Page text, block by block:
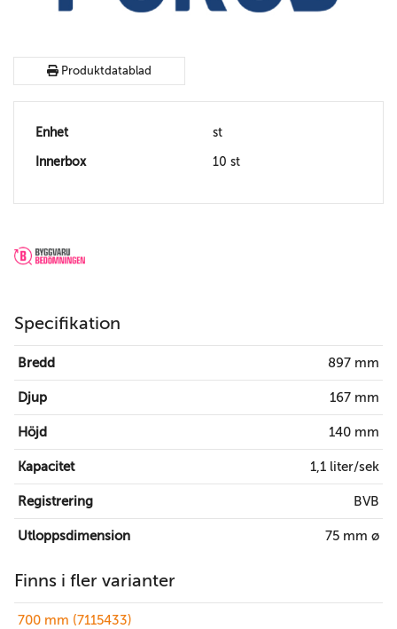
Produktdatablad
Enhet st
Innerbox 10 st
Specifikation
Bredd 897 mm
Djup 167 mm
Höjd 140 mm
Kapacitet 1,1 liter/sek
Registrering BVB
Utloppsdimension 75 mm ø
Finns i fler varianter
700 mm (7115433)